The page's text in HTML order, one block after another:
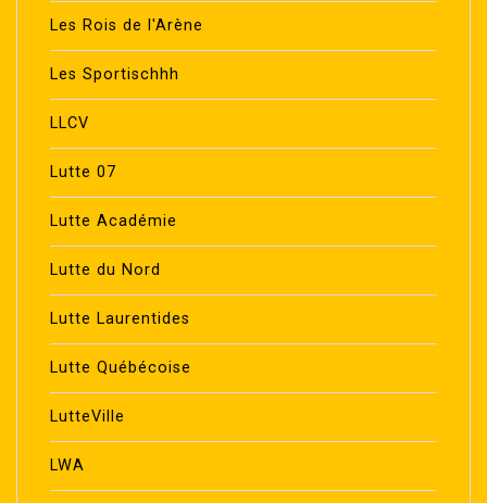
Les Rois de l'Arène
Les Sportischhh
LLCV
Lutte 07
Lutte Académie
Lutte du Nord
Lutte Laurentides
Lutte Québécoise
LutteVille
LWA